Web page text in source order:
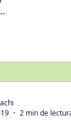
2 min de